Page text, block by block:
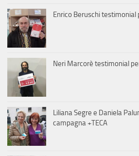
Enrico Beruschi testimonial
Neri Marcorè testimonial
Liliana Segre e Daniela
campagna +TECA